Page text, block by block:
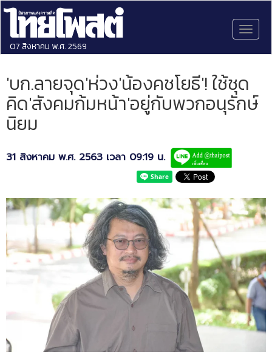
07 สิงหาคม พ.ศ. 2569
'บก.ลายจุด'ห่วง'น้องคชโยธี'! ใช้ชุด
คิด'สังคมก้มหน้า'อยู่กับพวกอนุรักษ์
นิยม
31 สิงหาคม พ.ศ. 2563 เวลา 09:19 น.